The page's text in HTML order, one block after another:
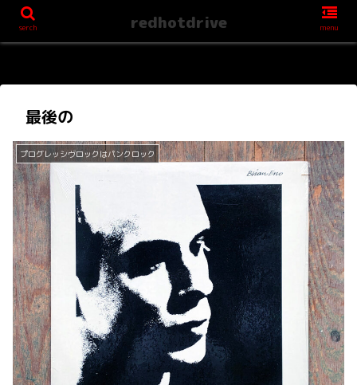
最後の
プログレッシヴロックはパンクロック
serch redhotdrive menu